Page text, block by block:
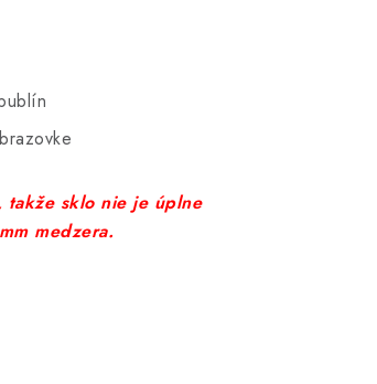
takže sklo nie je úplne
medzera.